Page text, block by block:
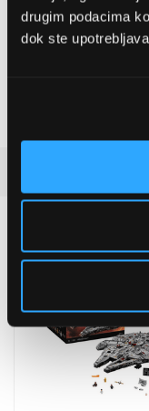
drugim podacima
dok ste